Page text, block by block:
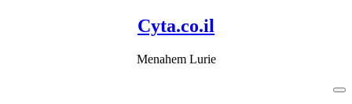
Cyta.co.il
Menahem Lurie